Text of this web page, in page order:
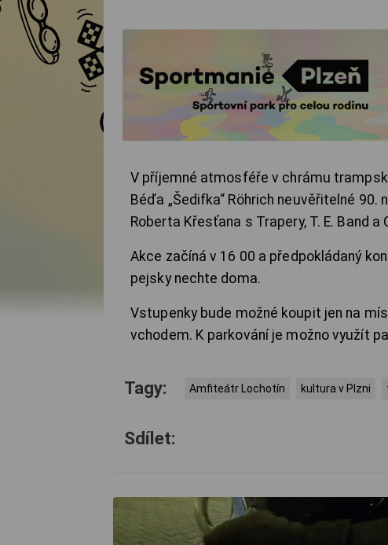
V příjemné atmosféře v chrámu
Béďa „Šedifka“ Röhrich neuvěřitelné
Roberta Křesťana s Trapery, T. E. Band a
Akce začíná v 16 00 a předpokládaný
pejsky nechte doma.
Vstupenky bude možné koupit jen na
vchodem. K parkování je možno využít
Tagy: Amfiteátr Lochotín kultura v Plzni
Sdílet: